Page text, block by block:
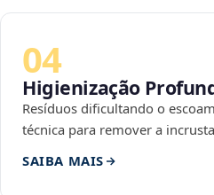
04
Higienização
Resíduos dificultando o
técnica para remover a
SAIBA MAIS